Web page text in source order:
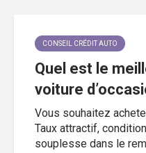
CONSEIL CRÉDIT AUTO
Quel est le
voiture
Vous souhaitez
Taux attractif,
souplesse dans le